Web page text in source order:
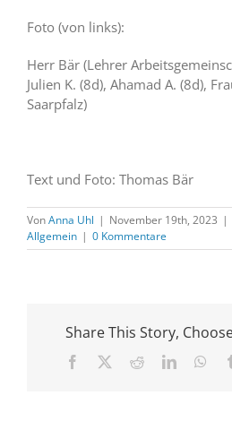
Foto (von links):
Herr Bär (Lehrer
Julien K. (8d), Ahamad A. (8d),
Saarpfalz)
Text und Foto: Thomas Bär
VonAnna Uhl | November 19th, 2023 |
Allgemein | 0 Kommentare
Share This Story,
Facebook RedditLinkedIn